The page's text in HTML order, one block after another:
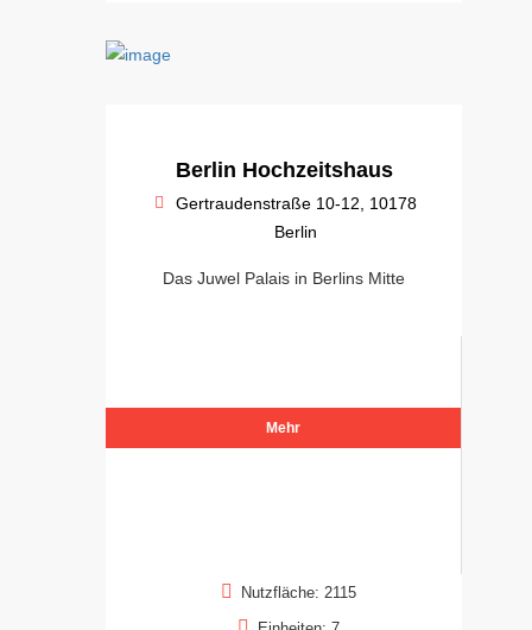
Berlin Hochzeitshaus
Gertraudenstraße 10-12, 10178
Berlin
Das Juwel Palais in Berlins Mitte
Mehr
Nutzfläche: 2115